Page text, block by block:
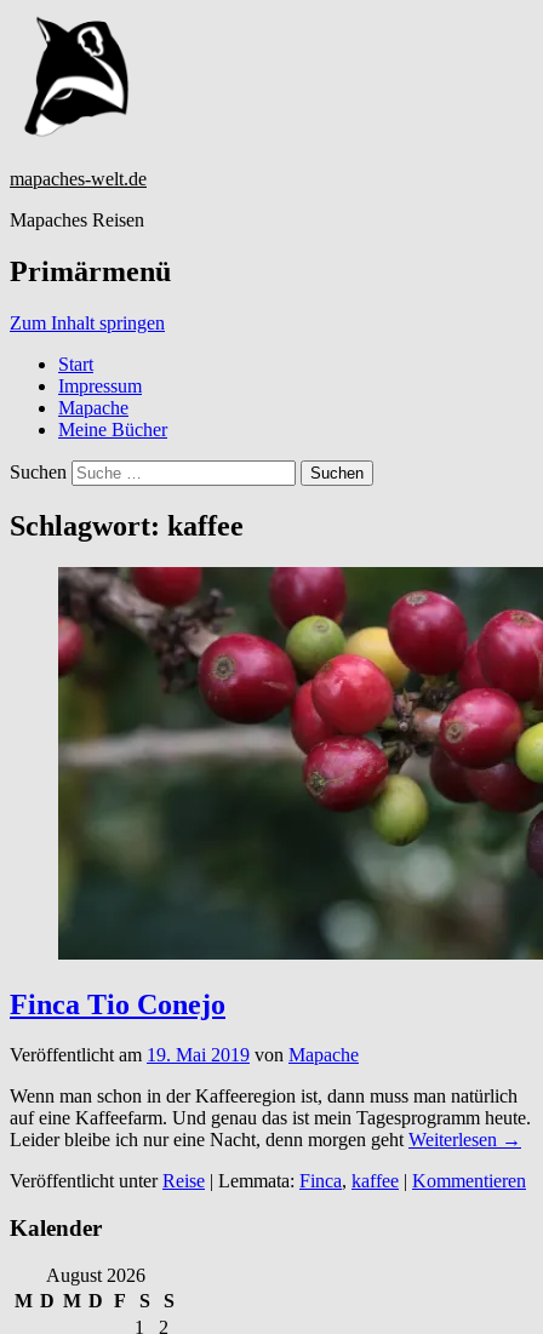
mapaches-welt.de
Mapaches Reisen
Primärmenü
Zum Inhalt springen
Start
Impressum
Mapache
Meine Bücher
Suchen
Schlagwort: kaffee
Finca Tio Conejo
Veröffentlicht am 19. Mai 2019 von Mapache
Wenn man schon in der Kaffeeregion ist, dann muss man natürlich
auf eine Kaffeefarm. Und genau das ist mein Tagesprogramm heute.
Leider bleibe ich nur eine Nacht, denn morgen gehtWeiterlesen →
Veröffentlicht unterReise | Lemmata: Finca, kaffee | Kommentieren
Kalender
August 2026
M D M D F S
S
1
2